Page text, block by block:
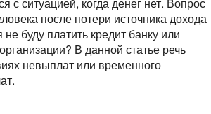
после потери источника дохода
буду платить кредит банку или
В данной статье речь
невыплат или временного